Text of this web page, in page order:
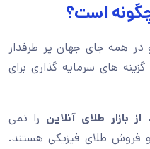
چگونه است؟
همه جای جهان پر طرفدار
های سرمایه گذاری برای
بازار طلای آنلاین را نمی
فروش طلای فیزیکی هستند.